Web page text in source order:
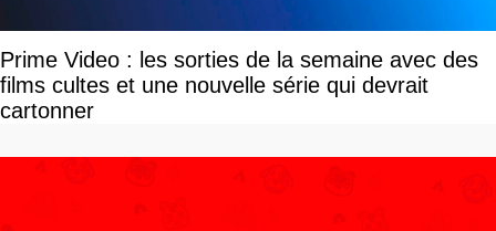
Prime Video : les sorties de la semaine avec des
films cultes et une nouvelle série qui devrait
cartonner